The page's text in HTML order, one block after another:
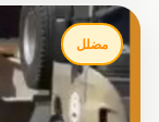
مضلل